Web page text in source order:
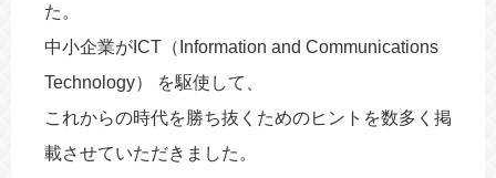
た。
中小企業がICT（Information and Communications
Technology） を駆使して、
これからの時代を勝ち抜くためのヒントを数多く掲
載させていただきました。